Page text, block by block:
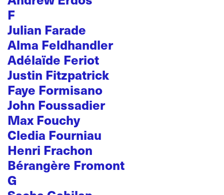
F
Julian Farade
Alma Feldhandler
Adélaïde Feriot
Justin Fitzpatrick
Faye Formisano
John Foussadier
Max Fouchy
Cledia Fourniau
Henri Frachon
Bérangère Fromont
G